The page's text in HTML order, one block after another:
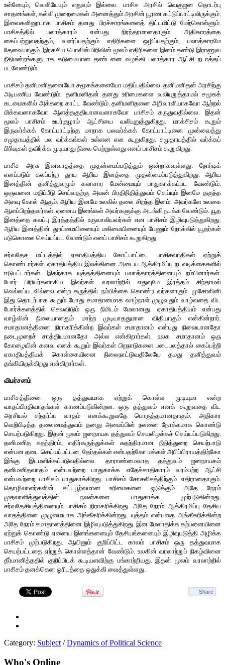
உள்ளேயும், வெளியேயும் எதுவும் இல்லை. பாசிச அரசில் வெகுஜன தொடர்பு
சாதனங்கள், கல்வி முறைமைகள் அனைத்தும் அரசின் பூரண கட்டுப்பாட்டிலிருக்கும்.
இவைகளினூடாக பாசிசம் தனது பிரச்சாரங்களைத் திட்டமிட்டு மேற்கொள்ளும்.
பாசிசத்தில் பலாத்காரம் என்பது நிரந்தரமானதாகும். அதிகாரத்தை
கைப்பற்றுவதற்கும், வளர்ப்பதற்கும் எதிரிகளை ஒழிப்பதற்கும், பலாத்காரமே
தேவையாகும். இரகசிய பொலிஸ் பிரிவின் மூலம் எதிரிகளை இனம் கண்டு இராணுவ
நீதிமன்றங்களுடாக கடுமையான தண்டனை வழங்கி பலாத்கார ஆட்சி நடாத்தப்
படவேண்டும்.
பாசிசம் தனிமனிதனையோ சமூகங்களையோ மதிப்பதில்லை. தனிமனிதன் அரசிற்கு
அடிபணிய வேண்டும். தனிமனிதன் தனது உரிமைகளை வலியுறுத்தாமல் சமூகக்
கடமைகளில் அக்கறை காட்ட வேண்டும். தனிமனிதனை அறிவாளியாகவோ ஆற்றல்
மிக்கவனாகவோ ஆளத்தகுதியானவனாகவோ பாசிசம் கருதுவதில்லை. இதன்
மூலம் பாசிசம் உயர்குழாம் ஆட்சியை வலியுறுத்துகிறது. மாக்சிசம் கூறும்
இருவர்க்கக் கோட்பாட்டிற்கு மாறாக பலவர்க்கக் கோட்பாட்டினை முன்வைத்து
சமுதாயத்தில் பல வர்க்கங்கள் உள்ளன என கூறுகிறது. சமுதாயத்தில் வர்க்கப்
பிரிவுகள் தவிர்க்க முடியாது நிலை பெற்றுள்ளது எனப் பாசிசம் கூறுகிறது.
பாசிச அரசு இனவாதத்தை முதன்மைப்படுத்தும் ஒன்றாகவுள்ளது. நோர்டிக்
எனப்படும் கலப்பற்ற தூய ஆரிய இனத்தை முதன்மைப்படுத்துகிறது. ஆரிய
இனத்தின் தனித்துவமும் கலாசார மேன்மையும் பாதுகாக்கப்பட வேண்டும்.
ஒருவனை மதிப்பீடு செய்வதற்கு அவன் பிரதிநிதித்துவம் செய்யும் இனமே தகுந்த
அளவு கோல் ஆகும். ஆரிய இனமே உலகில் தலை சிறந்த இனம். அவர்களே உலகை
ஆளப்பிறந்தவர்கள். ஏனைய இனங்கள் அவர்களுக்கு அடங்கி நடக்க வேண்டும். யூத
இனத்தை கலப்பு இரத்தத்தில் உருவாகியவர்கள் என பாசிசம் இழிவுபடுத்துகிறது.
ஆரிய இனத்தின் தூய்மையினையும் மகிமையினையும் பேணும் நோக்கில் யூதர்கள்
படுகொலை செய்யப்பட வேண்டும் எனப் பாசிசம் கூறுகிறது.
சர்வதேச மட்டத்தில் ஏகாதிபத்திய கோட்பாட்டை பாசிசவாதிகள் ஏற்றுக்
கொண்டார்கள். ஏகாதிபத்திய இலக்கினை அடைய ஆக்கிரமிப்பு நடவடிக்கைகளில்
ஈடுபட்டார்கள். இதற்காக யுத்தத்தினையும் பலாத்காரத்தினையும் நம்பினார்கள்.
போர் பிரியர்களாகிய இவர்கள் வரலாற்றில் எதுவுமே இரத்தம் சிந்தாமல்
வெல்லப்படவில்லை என்ற கருத்தில் நம்பிக்கை கொண்;டவர்களாகும். முசோலினி
இது தொடர்பாக கூறும் போது சமாதானமாக வாழ்நாள் முழுவதும் வாழ்வதை விட
போர்க்களத்தில் செலவிடும் ஒரு நிமிடம் மேலானது. ஏகாதிபத்தியம் என்பது
வாழ்வின் நிலையானதும் மாற்ற முடியாததுமான விதியாகும் என்கின்றார்.
சமாதானத்தினை நிராகரிக்கின்ற இவர்கள் சமாதானம் என்பது நிலையானதோ
நடைமுறைச் சாத்தியமானதோ அல்ல என்கிறார்கள். உலக சமாதானம் ஒரு
கோழையின் கனவு எனக் கூறும் இவர்கள் பிறநாடுகளை படைபலத்தால் கைப்பற்றி
ஏகாதிபத்தியக் கொள்கையினை நிலைநாட்டுவதிலேயே தமது தனித்துவம்
தங்கியிருக்கிறது என்கிறார்கள்.
விமர்சனம்
பாசிசத்தினை ஒரு தத்துவமாக ஏற்றுக் கொள்ள முடியுமா என்ற
வாதப்பிரதிவாதங்கள் காணப்படுகின்றன. ஒரு தத்துவம் எனக் கூறுவதை விட
அரசியல் சந்தர்ப்ப வாதம் எனக்கூறுவதே பொருத்தமானதாகும். அதிகார
வெறிபிடித்த தலைமைத்துவம் தனது அமைப்பின் நலனை நோக்கமாக கொண்டு
செயற்படுகிறது. இதன் மூலம் ஜனநாயக தத்துவம் செயலிழக்கச் செய்யப்படுகிறது.
தனிமனித சுதந்திரம், எதிர்கருத்துக்கள் சுதந்திரமான நீதித்துறை செயற்பாடு
என்பன தடை செய்யப்பட்டன. தேர்தல்கள் என்பதற்கோ மக்கள் அபிப்பிராயத்திற்கோ
இங்கு இடமளிக்கப்படுவதில்லை. தாராண்மைவாத தத்துவம் ஜனநாயகம்
தனிமனிதவாதம் என்பவற்றை பாதுகாக்க எதேச்சாதிகாரம் வரம்பற்ற ஆட்சி
என்பவற்றை பாசிசம் பாதுகாக்கிறது. பாசிசம் சோசலிசத்திற்கும் எதிரானதாகும்.
தொழிலாளர்களின் சட்டபூர்வமான உரிமைகளை ஒடுக்கும் அதே நேரம்
முதலாளித்துவத்தின் நலன்களை பாதுகாக்க முற்படுகின்றது.
சர்வதேசியத்தினையும் பாசிசம் நிராகரிக்கிறது. அதே நேரம் ஆக்கிரமிப்பு தேசிய
வாதத்தினை முழுமையாக அங்கீகரிக்கின்றது. யுத்தம் என்பதை அங்கீகரிக்கின்ற
அதே நேரம் சமாதானத்தினை இழிவுபடுத்துகிறது. இன மேலாதிக்க கற்பனையினை
ஏற்றுக் கொண்டு ஏனைய இனங்களையும் தேசியங்களையும் இழிவுபடுத்தி அழிக்க
பாசிசம் முற்படுகிறது. ஆயினும் குறிப்பிட்ட காலம் பாசிசம் ஒரு தத்துவமாக
செயற்பட்டதை ஏற்றுக் கொள்ளத்தான் வேண்டும். உலகின் வரலாற்றுப் நிகழ்வினை
தீர்மானித்ததில் குறிப்பிடக் கூடியளவிற்கு பங்காற்றியது. இதன் மூலம் வரலாற்றில்
பாசிசம் தனக்கென ஓரிடத்தை ஒதுக்கி வைத்துள்ளது.
Share
Category: Subject /Dynamics of Political Science
Who's Online